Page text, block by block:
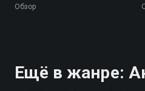
Обзор
Ещё в жанре: